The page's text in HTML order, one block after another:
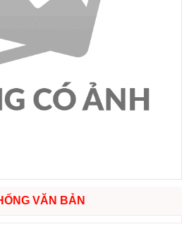
VĂN BẢN